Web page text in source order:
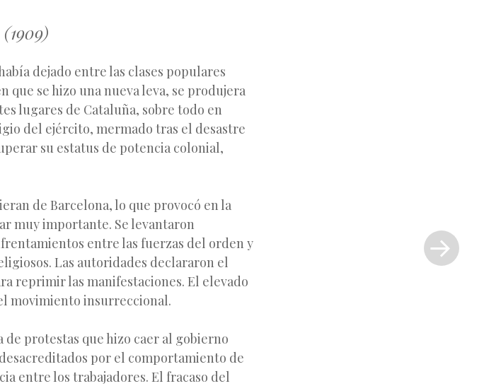
dejado entre las clases populares
que se hizo una nueva leva, se produjera
lugares de Cataluña, sobre todo en
del ejército, mermado tras el desastre
su estatus de potencia colonial,
de Barcelona, lo que provocó en la
muy importante. Se levantaron
entre las fuerzas del orden y
Las autoridades declararon el
reprimir las manifestaciones. El elevado
movimiento insurreccional.
protestas que hizo caer al gobierno
por el comportamiento de
entre los trabajadores. El fracaso del
entrada